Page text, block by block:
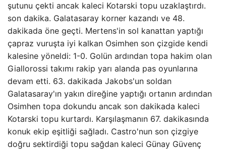
şutunu çekti ancak kaleci Kotarski topu uzaklaştırdı.
son dakika. Galatasaray korner kazandı ve 48.
dakikada öne geçti. Mertens'in sol kanattan yaptığı
çapraz vuruşta iyi kalkan Osimhen son çizgide kendi
kalesine yöneldi: 1-0. Golün ardından topa hakim olan
Giallorossi takımı rakip yarı alanda pas oyunlarına
devam etti. 63. dakikada Jakobs'un soldan
Galatasaray'ın yakın direğine yaptığı ortanın ardından
Osimhen topa dokundu ancak son dakikada kaleci
Kotarski topu kurtardı. Karşılaşmanın 67. dakikasında
konuk ekip eşitliği sağladı. Castro'nun son çizgiye
doğru sektirdiği topu sağdan kaleci Günay Güvenç